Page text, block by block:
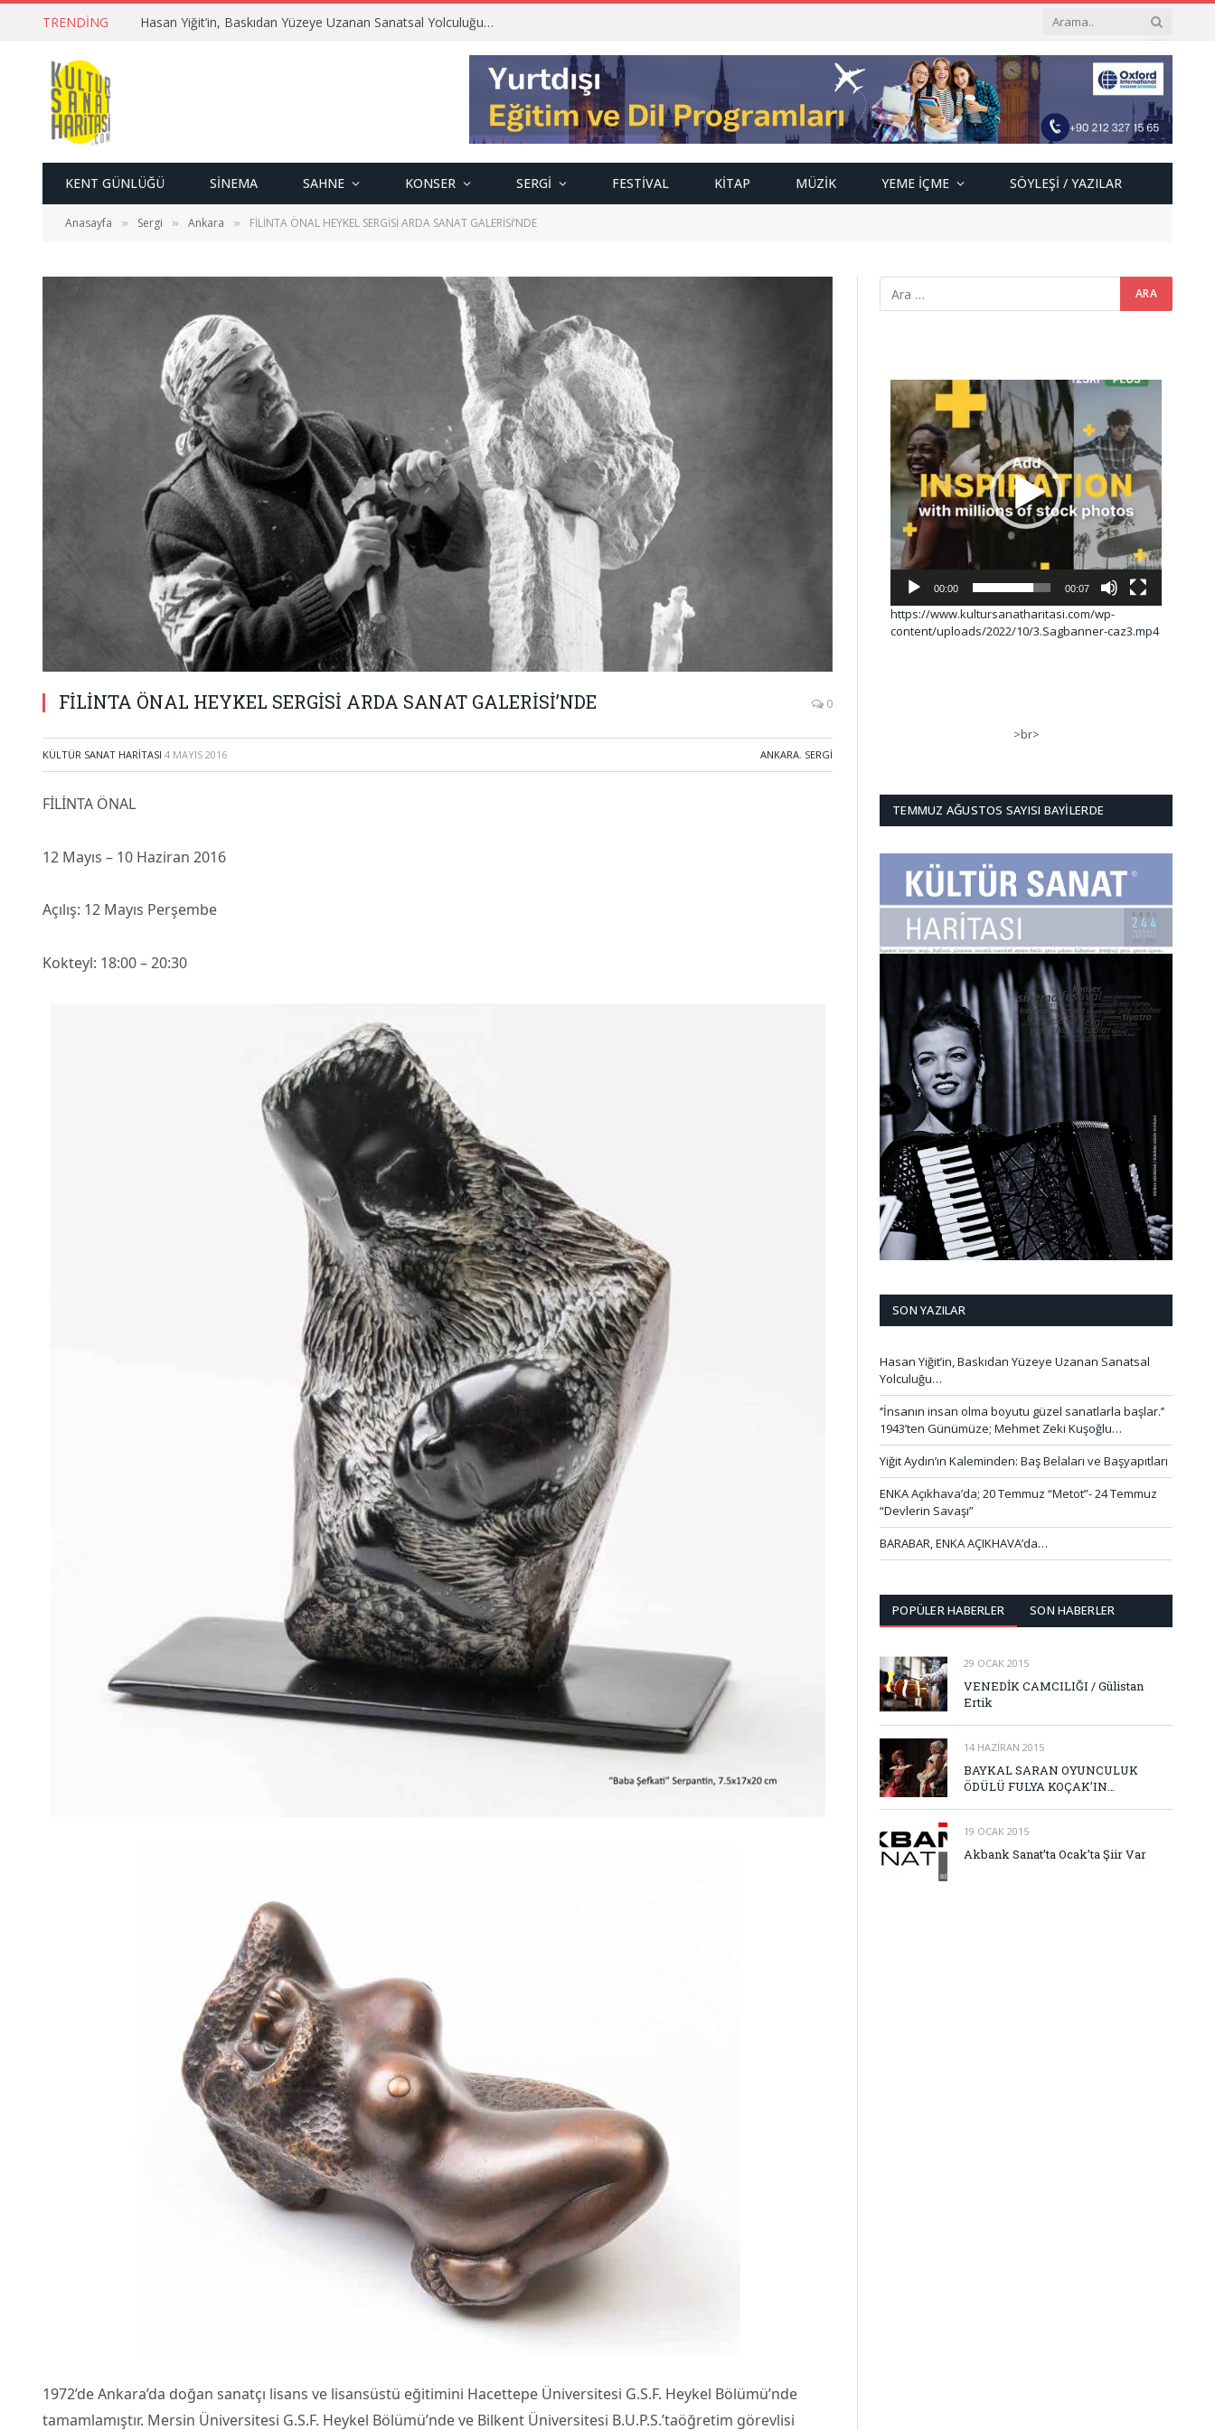
TRENDING Hasan Yiğit’in, Baskıdan Yüzeye Uzanan Sanatsal Yolculuğu…
KENT GÜNLÜĞÜ SINEMA SAHNE KONSER SERGI FESTIVAL KITAP MÜZIK YEME İÇME SÖYLEŞI / YAZILAR
Anasayfa » Sergi » Ankara » FİLİNTA ÖNAL HEYKEL SERGİSİ ARDA SANAT GALERİSİ’NDE
FİLİNTA ÖNAL HEYKEL SERGİSİ ARDA SANAT GALERİSİ’NDE 0
KÜLTÜR SANAT HARITASI 4 MAYIS 2016 ANKARA, SERGI
FİLİNTA ÖNAL
12 Mayıs – 10 Haziran 2016
Açılış: 12 Mayıs Perşembe
Kokteyl: 18:00 – 20:30
1972’de Ankara’da doğan sanatçı lisans ve lisansüstü eğitimini Hacettepe Üniversitesi G.S.F. Heykel Bölümü’nde
tamamlamıştır. Mersin Üniversitesi G.S.F. Heykel Bölümü’nde ve Bilkent Üniversitesi B.U.P.S.’taöğretim görevlisi
Video
oynatıcı
00:00 00:07
https://www.kultursanatharitasi.com/wp-
content/uploads/2022/10/3.Sagbanner-caz3.mp4
>br>
TEMMUZ AĞUSTOS SAYISI BAYILERDE
SON YAZILAR
Hasan Yiğit’in, Baskıdan Yüzeye Uzanan Sanatsal
Yolculuğu…
‘’İnsanın insan olma boyutu güzel sanatlarla başlar.’’
1943’ten Günümüze; Mehmet Zeki Kuşoğlu…
Yiğit Aydın’ın Kaleminden: Baş Belaları ve Başyapıtları
ENKA Açıkhava’da; 20 Temmuz “Metot”- 24 Temmuz
“Devlerin Savaşı”
BARABAR, ENKA AÇIKHAVA’da…
POPÜLER HABERLER SON HABERLER
29 OCAK 2015
VENEDİK CAMCILIĞI / Gülistan
Ertik
14 HAZIRAN 2015
BAYKAL SARAN OYUNCULUK
ÖDÜLÜ FULYA KOÇAK’IN…
19 OCAK 2015
Akbank Sanat’ta Ocak’ta Şiir Var